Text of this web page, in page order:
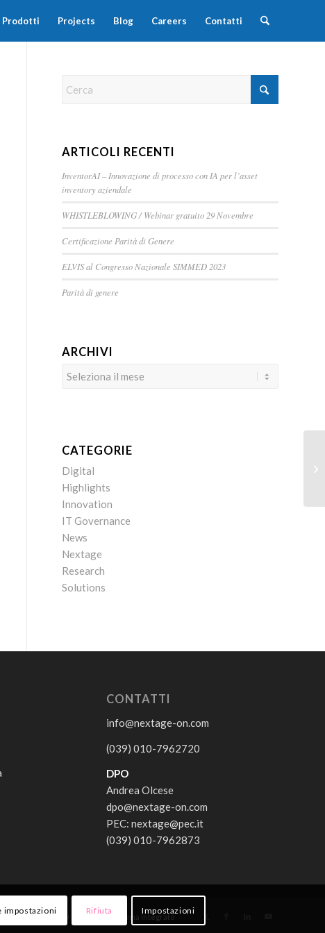
Prodotti Projects Blog Careers Contatti
ARTICOLI RECENTI
InventorAI – Innovazione di processo con IA per l’asset
inventory aziendale
WHISTLEBLOWING / Webinar gratuito 29 Novembre
Certificazione Parità di Genere
ELVIS al Congresso Nazionale SIMMED 2023
Parità di genere
ARCHIVI
CATEGORIE
Digital
Highlights
Innovation
IT Governance
News
Nextage
Research
Solutions
CONTATTI
info@nextage-on.com
(039) 010-7962720
DPO
Andrea Olcese
dpo@nextage-on.com
PEC: nextage@pec.it
(039) 010-7962873
e Cookie Policy Politica Sistema Integrato
impostazioni Rifiuta Impostazioni